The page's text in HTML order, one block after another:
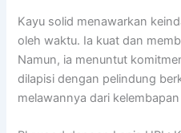
Kayu solid menawarkan
oleh waktu. Ia kuat dan
Namun, ia menuntut
dilapisi dengan pelindung
melawannya dari